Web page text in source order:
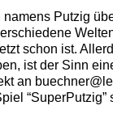
Putzig
schon ist.
ist der Sinn
an